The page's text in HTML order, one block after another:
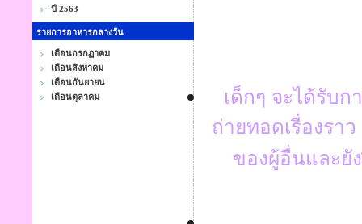
ปี 2563
รายการอาหารกลางวัน
เดือนกรกฏาคม
เดือนสิงหาคม
เดือนกันยายน
เดือนตุลาคม
เด็กๆ จะได้รับ
ถ่ายทอดเรื่องราว
ของผู้อื่นและยัง